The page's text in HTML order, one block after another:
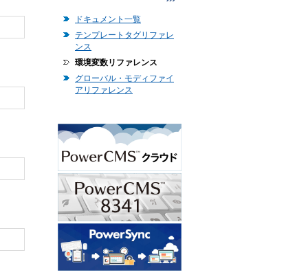
ドキュメント一覧
テンプレートタグリファレ
ンス
環境変数リファレンス
グローバル・モディファイ
アリファレンス